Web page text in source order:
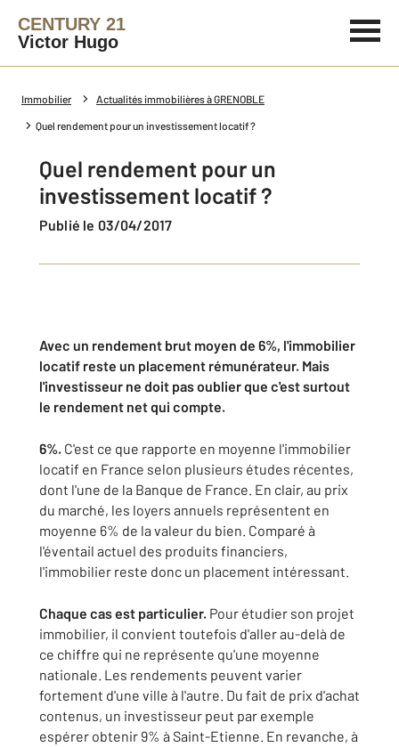
CENTURY 21
Victor Hugo
Immobilier Actualités immobilières à GRENOBLE
Quel rendement pour un investissement locatif ?
Quel rendement pour un
investissement locatif ?
Publié le 03/04/2017
Avec un rendement brut moyen de 6%, l'immobilier
locatif reste un placement rémunérateur. Mais
l'investisseur ne doit pas oublier que c'est surtout
le rendement net qui compte.
6%. C'est ce que rapporte en moyenne l'immobilier
locatif en France selon plusieurs études récentes,
dont l'une de la Banque de France. En clair, au prix
du marché, les loyers annuels représentent en
moyenne 6% de la valeur du bien. Comparé à
l'éventail actuel des produits financiers,
l'immobilier reste donc un placement intéressant.
Chaque cas est particulier. Pour étudier son projet
immobilier, il convient toutefois d'aller au-delà de
ce chiffre qui ne représente qu'une moyenne
nationale. Les rendements peuvent varier
fortement d'une ville à l'autre. Du fait de prix d'achat
contenus, un investisseur peut par exemple
espérer obtenir 9% à Saint-Etienne. En revanche, à